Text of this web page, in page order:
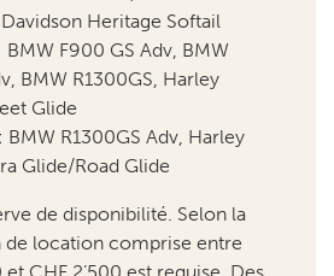
Glide
R1300GS Adv, Harley
Glide/Road Glide
de disponibilité. Selon la
de location comprise entre
et CHF 2’500 est requise. Des
et valises latérales sont
et sur réservation
sur demande.